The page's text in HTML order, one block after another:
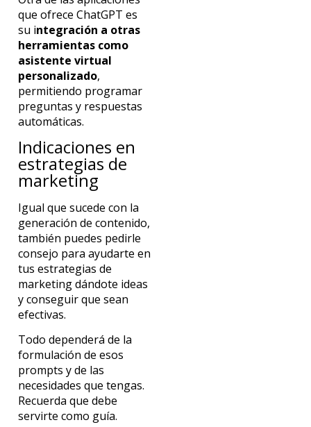
que ofrece ChatGPT es
su integración a otras
herramientas como
asistente virtual
personalizado,
permitiendo programar
preguntas y respuestas
automáticas.
Indicaciones en
estrategias de
marketing
Igual que sucede con la
generación de contenido,
también puedes pedirle
consejo para ayudarte en
tus estrategias de
marketing dándote ideas
y conseguir que sean
efectivas.
Todo dependerá de la
formulación de esos
prompts y de las
necesidades que tengas.
Recuerda que debe
servirte como guía.